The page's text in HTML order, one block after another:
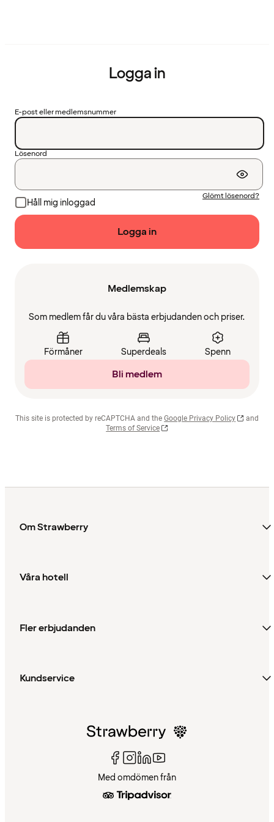
Logga in
E-post eller medlemsnummer
Lösenord
Håll mig inloggad
Glömt lösenord?
Logga in
Medlemskap
Som medlem får du våra bästa erbjudanden och priser.
Förmåner Superdeals Spenn
Bli medlem
This site is protected by reCAPTCHA and the Google Privacy Policy
and
Terms of Service
Om Strawberry
Våra hotell
Fler erbjudanden
Kundservice
Med omdömen från